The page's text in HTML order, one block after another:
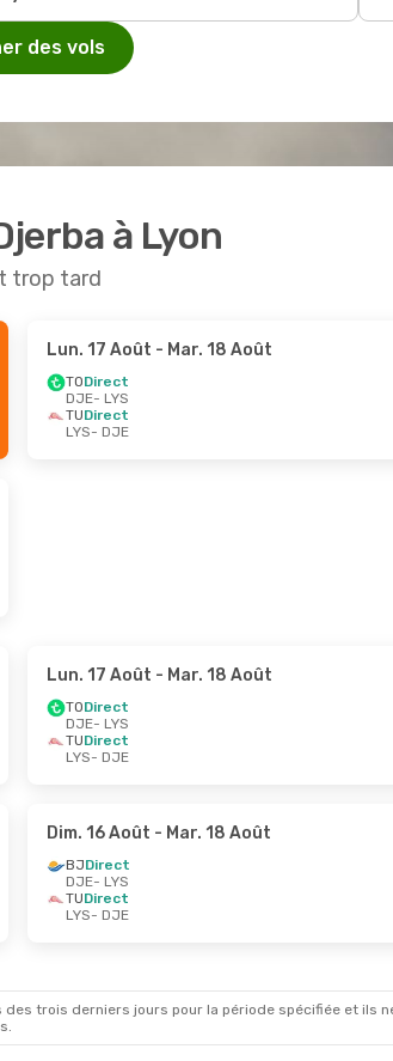
des vols
à Lyon
trop tard
Lun. 17 Août - Mar. 18 Août
TODirect
DJE- LYS
TUDirect
LYS- DJE
Lun. 17 Août - Mar. 18 Août
TODirect
DJE- LYS
TUDirect
LYS- DJE
Dim. 16 Août - Mar. 18 Août
BJDirect
DJE- LYS
TUDirect
LYS- DJE
trois derniers jours pour la période spécifiée et ils